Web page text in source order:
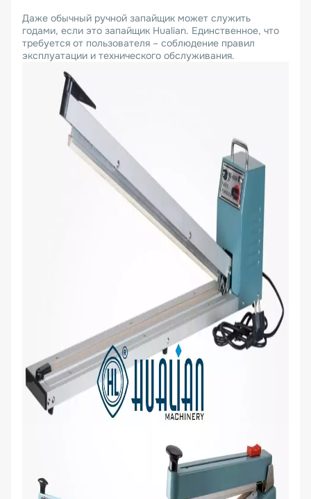
Даже обычный ручной запайщик может служить
годами, если это запайщик Hualian. Единственное, что
требуется от пользователя – соблюдение правил
эксплуатации и технического обслуживания.